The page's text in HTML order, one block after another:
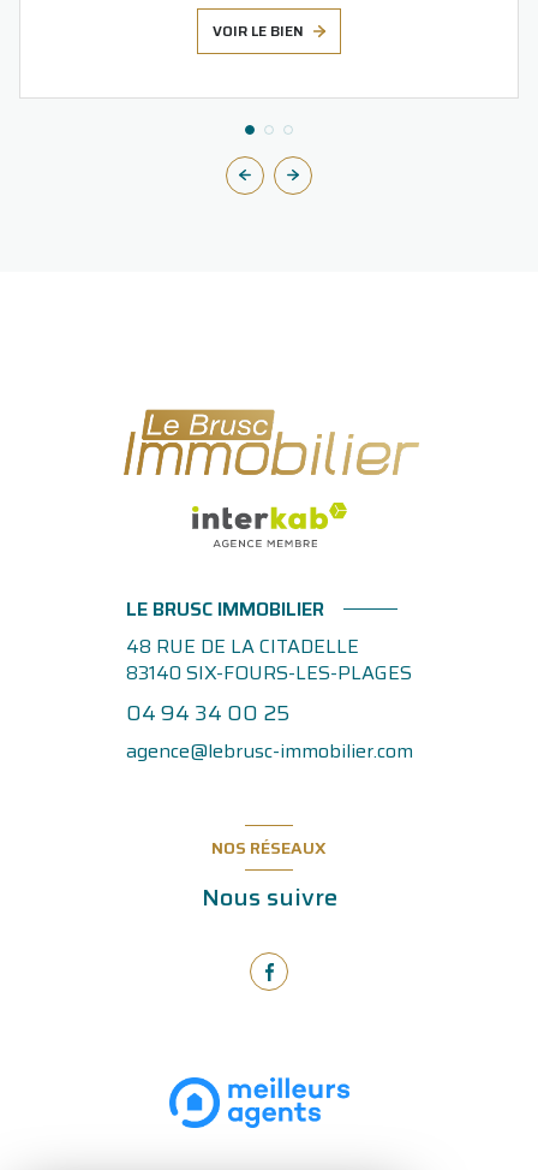
VOIR LE BIEN
LE BRUSC IMMOBILIER
48 RUE DE LA CITADELLE
83140 SIX-FOURS-LES-PLAGES
04 94 34 00 25
agence@lebrusc-immobilier.com
NOS RÉSEAUX
Nous suivre